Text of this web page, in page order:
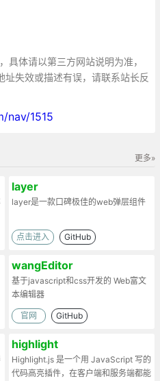
具体请以第三方网站说明为准，
失效或描述有误，请联系站长反
nav/1515
更多»
layer
layer是一款口碑极佳的web弹层组件
点击进入 GitHub
wangEditor
基于javascript和css开发的 Web富文
本编辑器
官网 GitHub
highlight
Highlight.js 是一个用 JavaScript 写的
代码高亮插件，在客户端和服务端都能